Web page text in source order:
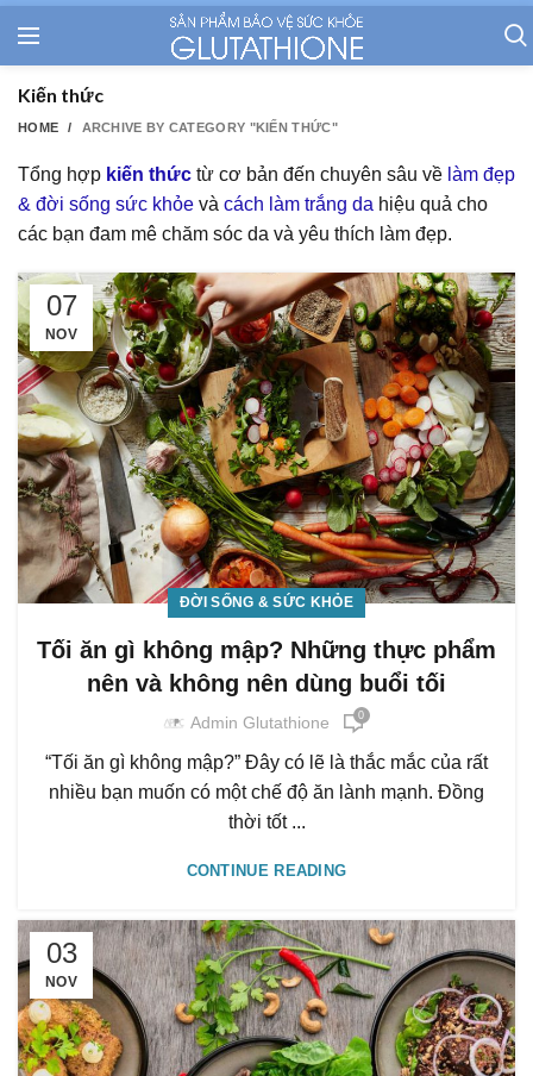
Kiến thức
HOME ARCHIVE BY CATEGORY "KIẾN THỨC"
Tổng hợp kiến thức từ cơ bản đến chuyên sâu về làm đẹp
& đời sống sức khỏe và cách làm trắng da hiệu quả cho
các bạn đam mê chăm sóc da và yêu thích làm đẹp.
07
NOV
ĐỜI SỐNG & SỨC KHỎE
Tối ăn gì không mập? Những thực phẩm
nên và không nên dùng buổi tối
Admin Glutathione 0
“Tối ăn gì không mập?” Đây có lẽ là thắc mắc của rất
nhiều bạn muốn có một chế độ ăn lành mạnh. Đồng
thời tốt ...
CONTINUE READING
03
NOV